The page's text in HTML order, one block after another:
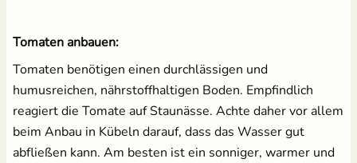
Tomaten anbauen:
Tomaten benötigen einen durchlässigen und
humusreichen, nährstoffhaltigen Boden. Empfindlich
reagiert die Tomate auf Staunässe. Achte daher vor allem
beim Anbau in Kübeln darauf, dass das Wasser gut
abfließen kann. Am besten ist ein sonniger, warmer und